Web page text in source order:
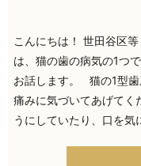
こんにちは！ 世田谷区
は、猫の歯の病気の1つ
お話します。 猫の1型
痛みに気づいてあげてく
うにしていたり、口を